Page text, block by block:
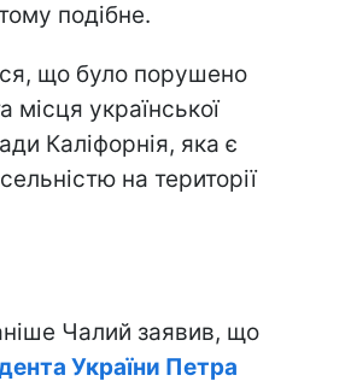
подібне.
що було порушено
місця української
Каліфорнія, яка є
на території
Чалий заявив, що
України Петра